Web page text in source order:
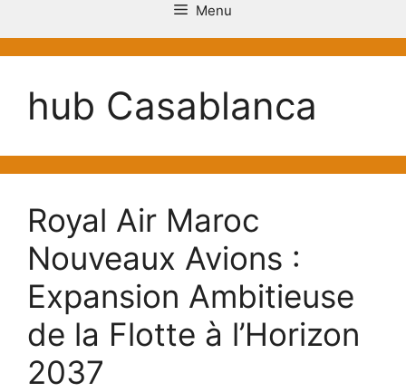
Menu
hub Casablanca
Royal Air Maroc
Nouveaux Avions :
Expansion Ambitieuse
de la Flotte à l’Horizon
2037